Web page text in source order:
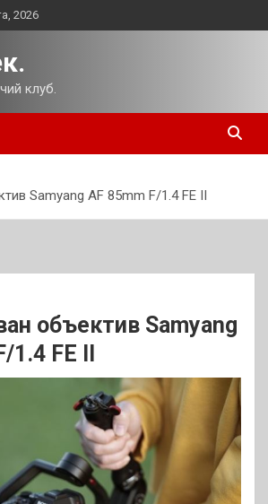
2026
клуб.
Samyang AF 85mm F/1.4 FE II
объектив Samyang
FE II